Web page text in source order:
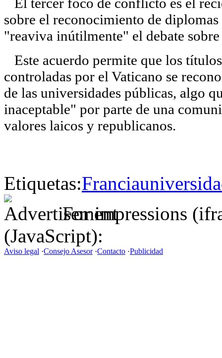
sobre el reconocimiento de
"reaviva inútilmente" el debate
Este acuerdo permite que los
controladas por el Vaticano se
de las universidades públicas, algo
inaceptable" por parte de una
valores laicos y republicanos.
Etiquetas:Francia
For impressions
(JavaScript):
Aviso legal ·Consejo Asesor·Contacto ·Publicidad